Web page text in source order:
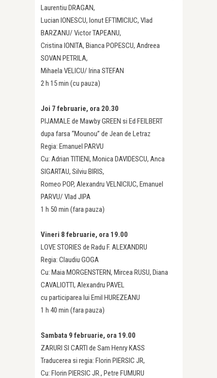
Laurentiu DRAGAN,
Lucian IONESCU, Ionut EFTIMICIUC, Vlad
BARZANU/ Victor TAPEANU,
Cristina IONITA, Bianca POPESCU, Andreea
SOVAN PETRILA,
Mihaela VELICU/ Irina STEFAN
2 h 15 min (cu pauza)
Joi 7 februarie, ora 20.30
PIJAMALE de Mawby GREEN si Ed FEILBERT
dupa farsa “Mounou” de Jean de Letraz
Regia: Emanuel PARVU
Cu: Adrian TITIENI, Monica DAVIDESCU, Anca
SIGARTAU, Silviu BIRIS,
Romeo POP, Alexandru VELNICIUC, Emanuel
PARVU/ Vlad JIPA
1 h 50 min (fara pauza)
Vineri 8 februarie, ora 19.00
LOVE STORIES de Radu F. ALEXANDRU
Regia: Claudiu GOGA
Cu: Maia MORGENSTERN, Mircea RUSU, Diana
CAVALIOTTI, Alexandru PAVEL
cu participarea lui Emil HUREZEANU
1 h 40 min (fara pauza)
Sambata 9 februarie, ora 19.00
ZARURI SI CARTI de Sam Henry KASS
Traducerea si regia: Florin PIERSIC JR,
Cu: Florin PIERSIC JR., Petre FUMURU